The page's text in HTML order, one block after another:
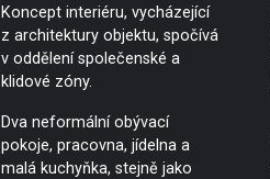
Koncept interiéru, vycházející
z architektury objektu, spočívá
v oddělení společenské a
klidové zóny.
Dva neformální obývací
pokoje, pracovna, jídelna a
malá kuchyňka, stejně jako